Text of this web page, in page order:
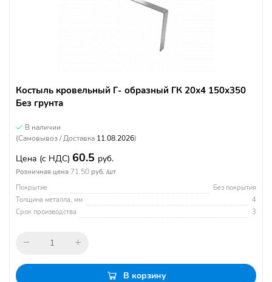
Костыль кровельный Г- образный ГК 20х4 150х350
Без грунта
В наличии
(Самовывоз / Доставка 11.08.2026)
Цена (с НДС) 60.5 руб.
Розничная цена 71.50 руб. /шт
Покрытие
Без покрытия
Толщина металла, мм
4
Срок производства
3
В корзину